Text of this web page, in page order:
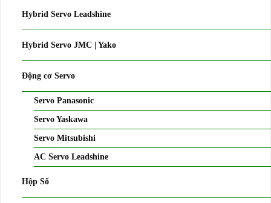
Hybrid Servo Leadshine
Hybrid Servo JMC | Yako
Động cơ Servo
Servo Panasonic
Servo Yaskawa
Servo Mitsubishi
AC Servo Leadshine
Hộp Số